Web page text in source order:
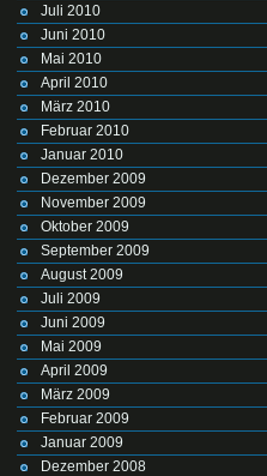
Juli 2010
Juni 2010
Mai 2010
April 2010
März 2010
Februar 2010
Januar 2010
Dezember 2009
November 2009
Oktober 2009
September 2009
August 2009
Juli 2009
Juni 2009
Mai 2009
April 2009
März 2009
Februar 2009
Januar 2009
Dezember 2008